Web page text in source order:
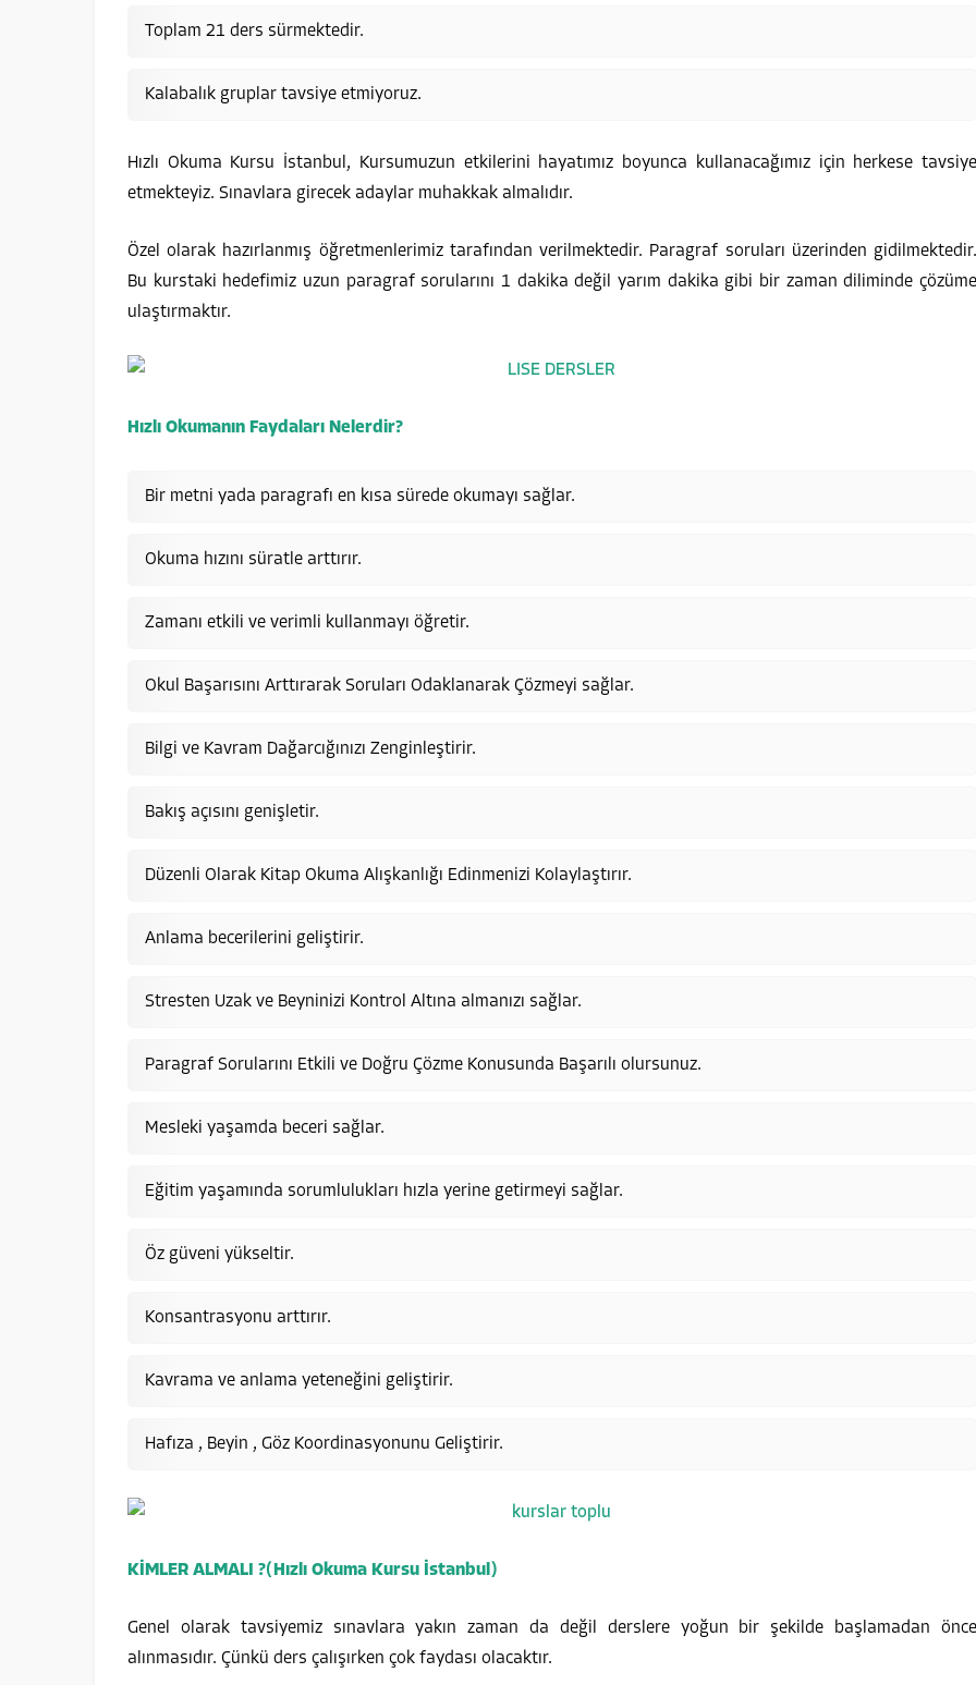
Toplam 21 ders sürmektedir.
Kalabalık gruplar tavsiye etmiyoruz.
Hızlı Okuma Kursu İstanbul, Kursumuzun etkilerini hayatımız boyunca kullanacağımız için herkese tavsiye
etmekteyiz. Sınavlara girecek adaylar muhakkak almalıdır.
Özel olarak hazırlanmış öğretmenlerimiz tarafından verilmektedir. Paragraf soruları üzerinden gidilmektedir.
Bu kurstaki hedefimiz uzun paragraf sorularını 1 dakika değil yarım dakika gibi bir zaman diliminde çözüme
ulaştırmaktır.
Hızlı Okumanın Faydaları Nelerdir?
Bir metni yada paragrafı en kısa sürede okumayı sağlar.
Okuma hızını süratle arttırır.
Zamanı etkili ve verimli kullanmayı öğretir.
Okul Başarısını Arttırarak Soruları Odaklanarak Çözmeyi sağlar.
Bilgi ve Kavram Dağarcığınızı Zenginleştirir.
Bakış açısını genişletir.
Düzenli Olarak Kitap Okuma Alışkanlığı Edinmenizi Kolaylaştırır.
Anlama becerilerini geliştirir.
Stresten Uzak ve Beyninizi Kontrol Altına almanızı sağlar.
Paragraf Sorularını Etkili ve Doğru Çözme Konusunda Başarılı olursunuz.
Mesleki yaşamda beceri sağlar.
Eğitim yaşamında sorumlulukları hızla yerine getirmeyi sağlar.
Öz güveni yükseltir.
Konsantrasyonu arttırır.
Kavrama ve anlama yeteneğini geliştirir.
Hafıza , Beyin , Göz Koordinasyonunu Geliştirir.
KİMLER ALMALI ?(Hızlı Okuma Kursu İstanbul)
Genel olarak tavsiyemiz sınavlara yakın zaman da değil derslere yoğun bir şekilde başlamadan önce
alınmasıdır. Çünkü ders çalışırken çok faydası olacaktır.